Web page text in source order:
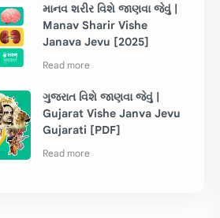
માનવ શરીર વિશે જાણવા જેવું |
Manav Sharir Vishe
Janava Jevu [2025]
ગુજરાત વિશે જાણવા જેવું |
Gujarat Vishe Janva Jevu
Gujarati [PDF]